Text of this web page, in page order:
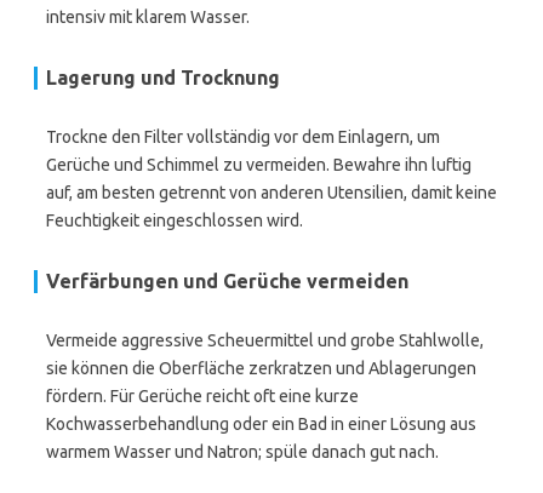
intensiv mit klarem Wasser.
Lagerung und Trocknung
Trockne den Filter vollständig vor dem Einlagern, um
Gerüche und Schimmel zu vermeiden. Bewahre ihn luftig
auf, am besten getrennt von anderen Utensilien, damit keine
Feuchtigkeit eingeschlossen wird.
Verfärbungen und Gerüche vermeiden
Vermeide aggressive Scheuermittel und grobe Stahlwolle,
sie können die Oberfläche zerkratzen und Ablagerungen
fördern. Für Gerüche reicht oft eine kurze
Kochwasserbehandlung oder ein Bad in einer Lösung aus
warmem Wasser und Natron; spüle danach gut nach.